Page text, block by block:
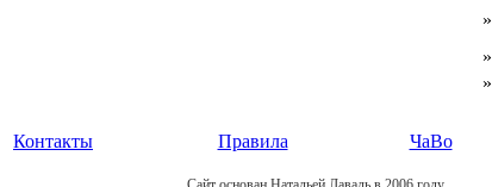
»
»
»
Контакты Правила ЧаВо